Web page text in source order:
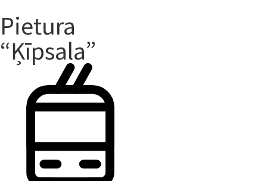
Pietura
“Ķīpsala”